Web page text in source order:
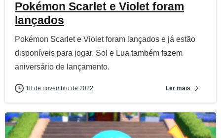
Pokémon Scarlet e Violet foram
lançados
Pokémon Scarlet e Violet foram lançados e já estão
disponíveis para jogar. Sol e Lua também fazem
aniversário de lançamento.
18 de novembro de 2022 Ler mais